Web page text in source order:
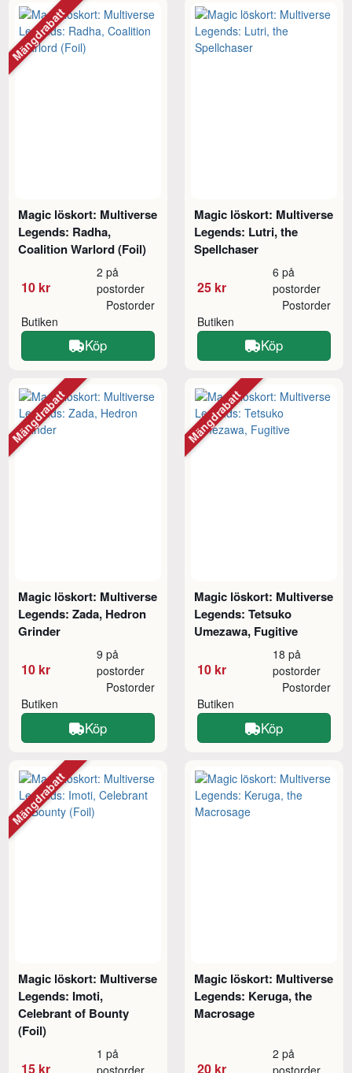
Magic löskort: Multiverse
Legends: Radha,
Coalition Warlord (Foil)
10 kr
2 på
postorder
Butiken
Postorder
Köp
Mängdrabatt
Magic löskort: Multiverse
Legends: Lutri, the
Spellchaser
25 kr
6 på
postorder
Butiken
Postorder
Köp
Magic löskort: Multiverse
Legends: Zada, Hedron
Grinder
10 kr
9 på
postorder
Butiken
Postorder
Köp
Mängdrabatt
Magic löskort: Multiverse
Legends: Tetsuko
Umezawa, Fugitive
10 kr
18 på
postorder
Butiken
Postorder
Köp
Mängdrabatt
Magic löskort: Multiverse
Legends: Imoti,
Celebrant of Bounty
(Foil)
15 kr
1 på
Mängdrabatt
Magic löskort: Multiverse
Legends: Keruga, the
Macrosage
20 kr
2 på